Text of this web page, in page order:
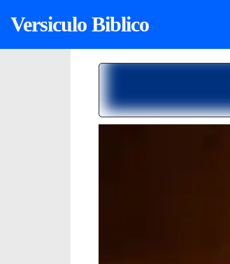
Versiculo Biblico